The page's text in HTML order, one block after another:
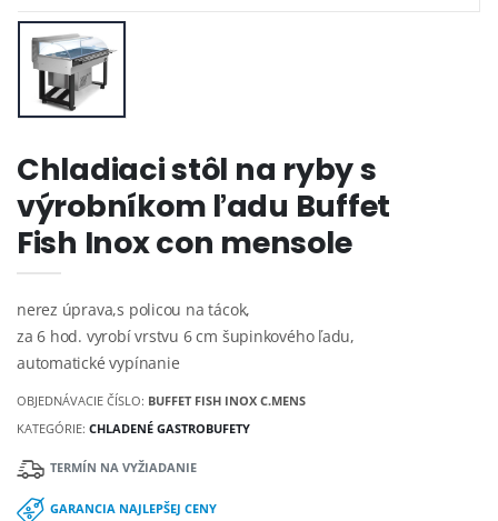
Chladiaci stôl na ryby s
výrobníkom ľadu Buffet
Fish Inox con mensole
nerez úprava,s policou na tácok,
za 6 hod. vyrobí vrstvu 6 cm šupinkového ľadu,
automatické vypínanie
OBJEDNÁVACIE ČÍSLO: BUFFET FISH INOX C.MENS
KATEGÓRIE:CHLADENÉ GASTROBUFETY
TERMÍN NA VYŽIADANIE
GARANCIA NAJLEPŠEJ CENY